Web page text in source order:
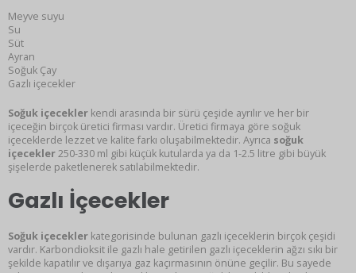
Meyve suyu
Su
Süt
Ayran
Soğuk Çay
Gazlı içecekler
Soğuk içecekler kendi arasında bir sürü çeşide ayrılır ve her bir
içeceğin birçok üretici firması vardır. Üretici firmaya göre soğuk
içeceklerde lezzet ve kalite farkı oluşabilmektedir. Ayrıca soğuk
içecekler250-330 ml gibi küçük kutularda ya da 1-2.5 litre gibi büyük
şişelerde paketlenerek satılabilmektedir.
Gazlı İçecekler
Soğuk içecekler kategorisinde bulunan gazlı içeceklerin birçok çeşidi
vardır. Karbondioksit ile gazlı hale getirilen gazlı içeceklerin ağzı sıkı bir
şekilde kapatılır ve dışarıya gaz kaçırmasının önüne geçilir. Bu sayede